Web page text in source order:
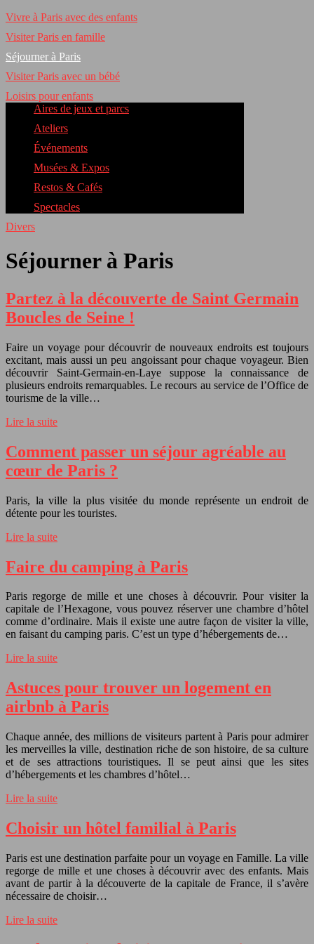
Vivre à Paris avec des enfants
Visiter Paris en famille
Séjourner à Paris
Visiter Paris avec un bébé
Loisirs pour enfants
Aires de jeux et parcs
Ateliers
Événements
Musées & Expos
Restos & Cafés
Spectacles
Divers
Séjourner à Paris
Partez à la découverte de Saint Germain
Boucles de Seine !
Faire un voyage pour découvrir de nouveaux endroits est toujours
excitant, mais aussi un peu angoissant pour chaque voyageur. Bien
découvrir Saint-Germain-en-Laye suppose la connaissance de
plusieurs endroits remarquables. Le recours au service de l’Office de
tourisme de la ville…
Lire la suite
Comment passer un séjour agréable au
cœur de Paris ?
Paris, la ville la plus visitée du monde représente un endroit de
détente pour les touristes.
Lire la suite
Faire du camping à Paris
Paris regorge de mille et une choses à découvrir. Pour visiter la
capitale de l’Hexagone, vous pouvez réserver une chambre d’hôtel
comme d’ordinaire. Mais il existe une autre façon de visiter la ville,
en faisant du camping paris. C’est un type d’hébergements de…
Lire la suite
Astuces pour trouver un logement en
airbnb à Paris
Chaque année, des millions de visiteurs partent à Paris pour admirer
les merveilles la ville, destination riche de son histoire, de sa culture
et de ses attractions touristiques. Il se peut ainsi que les sites
d’hébergements et les chambres d’hôtel…
Lire la suite
Choisir un hôtel familial à Paris
Paris est une destination parfaite pour un voyage en Famille. La ville
regorge de mille et une choses à découvrir avec des enfants. Mais
avant de partir à la découverte de la capitale de France, il s’avère
nécessaire de choisir…
Lire la suite